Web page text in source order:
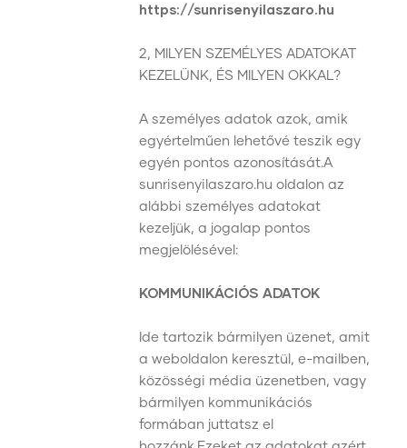
https://sunrisenyilaszaro.hu
2, MILYEN SZEMÉLYES ADATOKAT
KEZELÜNK, ÉS MILYEN OKKAL?
A személyes adatok azok, amik
egyértelműen lehetővé teszik egy
egyén pontos azonosítását.A
sunrisenyilaszaro.hu oldalon az
alábbi személyes adatokat
kezeljük, a jogalap pontos
megjelölésével:
KOMMUNIKÁCIÓS ADATOK
Ide tartozik bármilyen üzenet, amit
a weboldalon keresztül, e-mailben,
közösségi média üzenetben, vagy
bármilyen kommunikációs
formában juttatsz el